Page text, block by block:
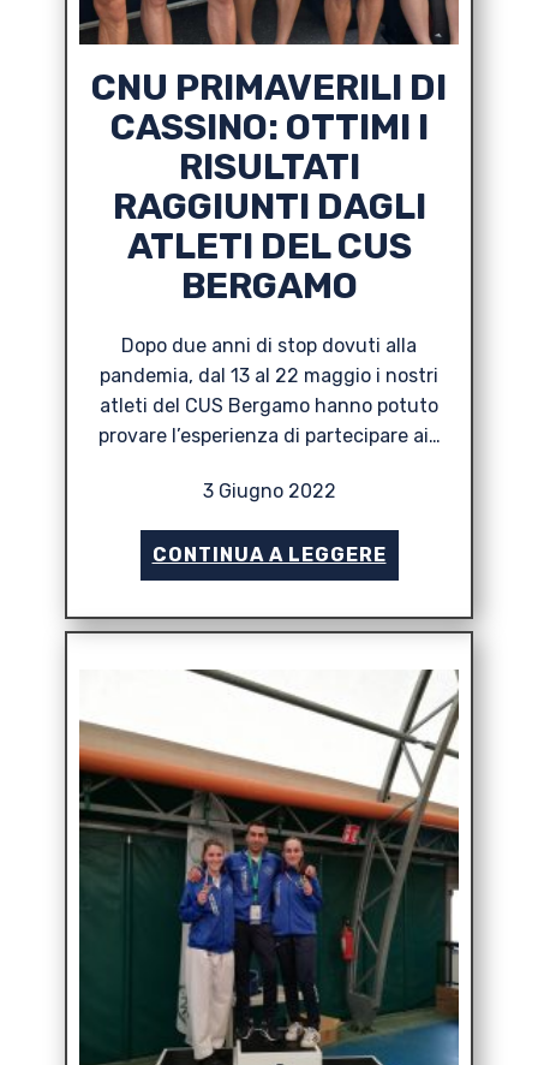
CNU PRIMAVERILI DI
CASSINO: OTTIMI I
RISULTATI
RAGGIUNTI DAGLI
ATLETI DEL CUS
BERGAMO
Dopo due anni di stop dovuti alla
pandemia, dal 13 al 22 maggio i nostri
atleti del CUS Bergamo hanno potuto
provare l’esperienza di partecipare ai…
3 Giugno 2022
CONTINUA A LEGGERE